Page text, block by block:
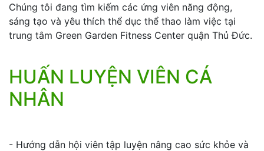
Chúng tôi đang tìm kiếm các ứng viên năng động,
sáng tạo và yêu thích thể dục thể thao làm việc tại
trung tâm Green Garden Fitness Center quận Thủ Đức.
HUẤN LUYỆN VIÊN CÁ
NHÂN
- Hướng dẫn hội viên tập luyện nâng cao sức khỏe và